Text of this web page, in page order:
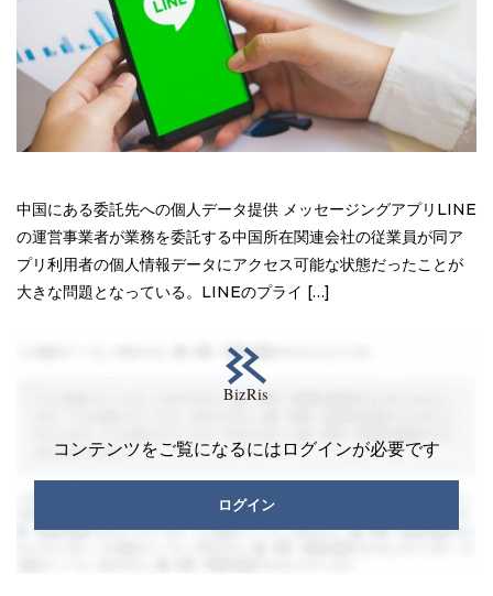
中国にある委託先への個人データ提供 メッセージングアプリLINE
の運営事業者が業務を委託する中国所在関連会社の従業員が同ア
プリ利用者の個人情報データにアクセス可能な状態だったことが
大きな問題となっている。LINEのプライ […]
コンテンツをご覧になるにはログインが必要です
ログイン